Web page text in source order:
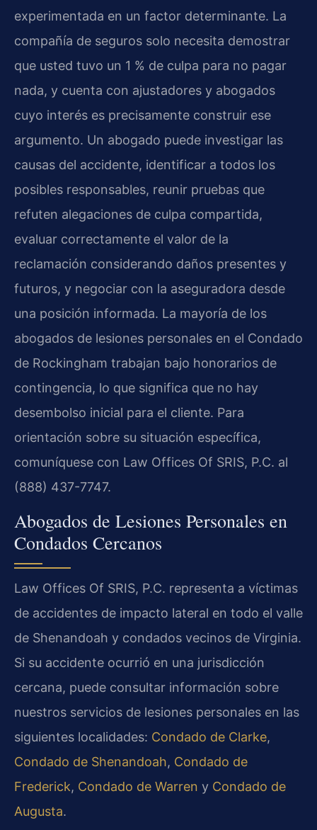
experimentada en un factor determinante. La
compañía de seguros solo necesita demostrar
que usted tuvo un 1 % de culpa para no pagar
nada, y cuenta con ajustadores y abogados
cuyo interés es precisamente construir ese
argumento. Un abogado puede investigar las
causas del accidente, identificar a todos los
posibles responsables, reunir pruebas que
refuten alegaciones de culpa compartida,
evaluar correctamente el valor de la
reclamación considerando daños presentes y
futuros, y negociar con la aseguradora desde
una posición informada. La mayoría de los
abogados de lesiones personales en el Condado
de Rockingham trabajan bajo honorarios de
contingencia, lo que significa que no hay
desembolso inicial para el cliente. Para
orientación sobre su situación específica,
comuníquese con Law Offices Of SRIS, P.C. al
(888) 437-7747.
Abogados de Lesiones Personales en
Condados Cercanos
Law Offices Of SRIS, P.C. representa a víctimas
de accidentes de impacto lateral en todo el valle
de Shenandoah y condados vecinos de Virginia.
Si su accidente ocurrió en una jurisdicción
cercana, puede consultar información sobre
nuestros servicios de lesiones personales en las
siguientes localidades: Condado de Clarke,
Condado de Shenandoah, Condado de
Frederick, Condado de Warren y Condado de
Augusta.